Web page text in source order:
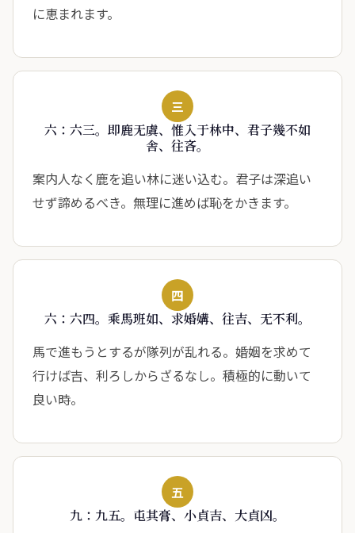
に恵まれます。
三
六：六三。即鹿无虞、惟入于林中、君子幾不如
舎、往吝。
案内人なく鹿を追い林に迷い込む。君子は深追い
せず諦めるべき。無理に進めば恥をかきます。
四
六：六四。乘馬班如、求婚媾、往吉、无不利。
馬で進もうとするが隊列が乱れる。婚姻を求めて
行けば吉、利ろしからざるなし。積極的に動いて
良い時。
五
九：九五。屯其膏、小貞吉、大貞凶。